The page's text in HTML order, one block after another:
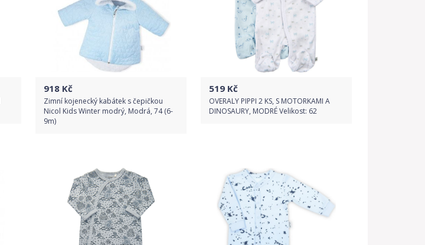
918 Kč
Zimní kojenecký kabátek s čepičkou
Nicol Kids Winter modrý, Modrá, 74 (6-
9m)
Detail produktu
519 Kč
OVERALY PIPPI 2 KS, S MOTORKAMI A
DINOSAURY, MODRÉ Velikost: 62
Detail produktu